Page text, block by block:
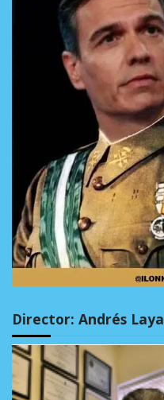
Director: Andrés Laya